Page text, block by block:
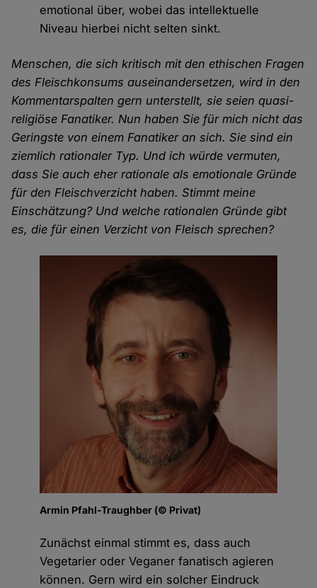
emotional über, wobei das intellektuelle
Niveau hierbei nicht selten sinkt.
Menschen, die sich kritisch mit den ethischen Fragen
des Fleischkonsums auseinandersetzen, wird in den
Kommentarspalten gern unterstellt, sie seien quasi-
religiöse Fanatiker. Nun haben Sie für mich nicht das
Geringste von einem Fanatiker an sich. Sie sind ein
ziemlich rationaler Typ. Und ich würde vermuten,
dass Sie auch eher rationale als emotionale Gründe
für den Fleischverzicht haben. Stimmt meine
Einschätzung? Und welche rationalen Gründe gibt
es, die für einen Verzicht von Fleisch sprechen?
Armin Pfahl-Traughber (© Privat)
Zunächst einmal stimmt es, dass auch
Vegetarier oder Veganer fanatisch agieren
können. Gern wird ein solcher Eindruck